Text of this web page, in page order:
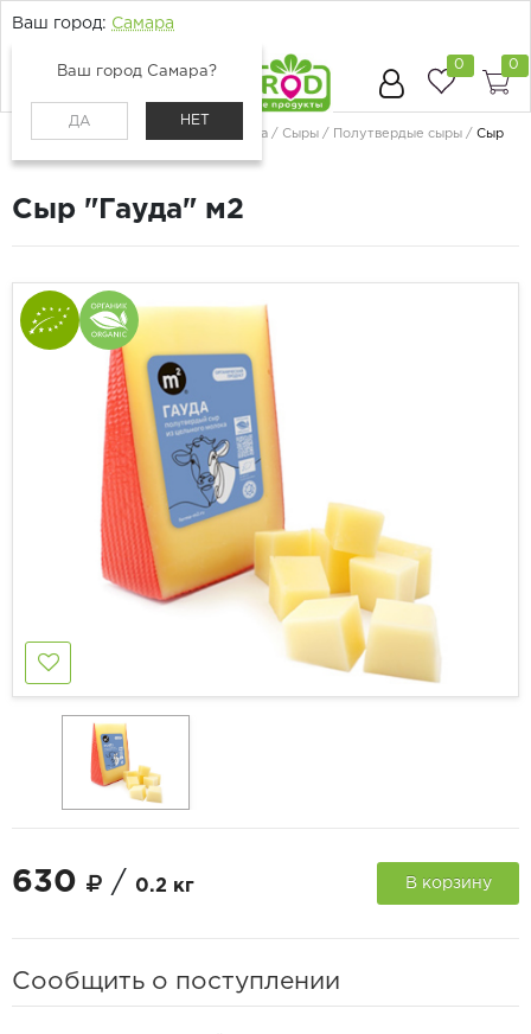
Ваш город: Самара
Ваш город Самара?
ДА НЕТ
0 0
Молоко, сыр, яйца Сыры Полутвердые сыры
Сыр
Сыр "Гауда" м2
630 / 0.2 кг В корзину
Сообщить о поступлении